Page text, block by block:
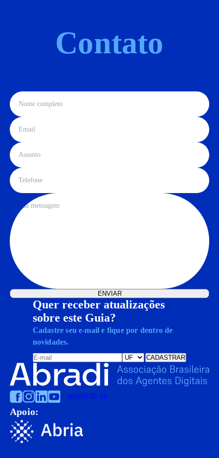
Contato
Quer receber atualizações
sobre este Guia?
Cadastre seu e-mail e fique por dentro de
novidades.
ASSOCIE-SE
Apoio: